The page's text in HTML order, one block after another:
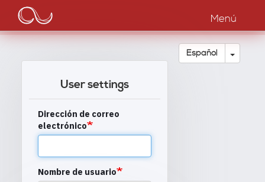
Pasar
contenido
principal
Main
navigation
Menú
Español Toggle
User settings
Dirección de correo
electrónico
Nombre de usuario